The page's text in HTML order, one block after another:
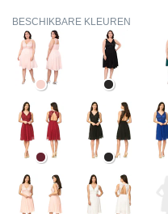
BESCHIKBARE KLEUREN